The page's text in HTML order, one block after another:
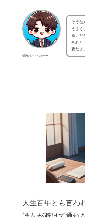
保険のアドバイザー
そうな
うまく
る。だ
それと
要だよ。
人生百年とも言わ